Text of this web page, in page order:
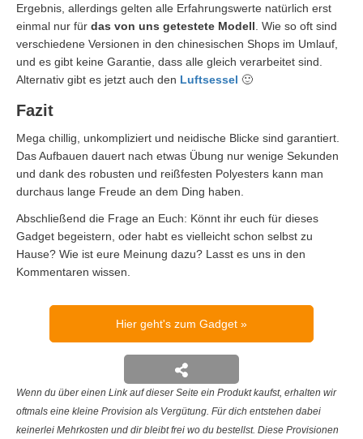
Ergebnis, allerdings gelten alle Erfahrungswerte natürlich erst
einmal nur für das von uns getestete Modell . Wie so oft sind
verschiedene Versionen in den chinesischen Shops im Umlauf,
und es gibt keine Garantie, dass alle gleich verarbeitet sind.
Alternativ gibt es jetzt auch den Luftsessel 🙂
Fazit
Mega chillig, unkompliziert und neidische Blicke sind garantiert.
Das Aufbauen dauert nach etwas Übung nur wenige Sekunden
und dank des robusten und reißfesten Polyesters kann man
durchaus lange Freude an dem Ding haben.
Abschließend die Frage an Euch: Könnt ihr euch für dieses
Gadget begeistern, oder habt es vielleicht schon selbst zu
Hause? Wie ist eure Meinung dazu? Lasst es uns in den
Kommentaren wissen.
Hier geht's zum Gadget
Wenn du über einen Link auf dieser Seite ein Produkt kaufst, erhalten wir
oftmals eine kleine Provision als Vergütung. Für dich entstehen dabei
keinerlei Mehrkosten und dir bleibt frei wo du bestellst. Diese Provisionen